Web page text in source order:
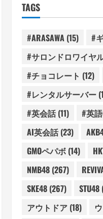
TAGS
#ARASAWA(15) #
#サロンドロワイヤ
#チョコレート (12)
#レンタルサーバー
#英会話(11) #英
AI英会話(23)
GMOペパボ(14)
NMB48(267)
SKE48(267) STU48
アウトドア(18)